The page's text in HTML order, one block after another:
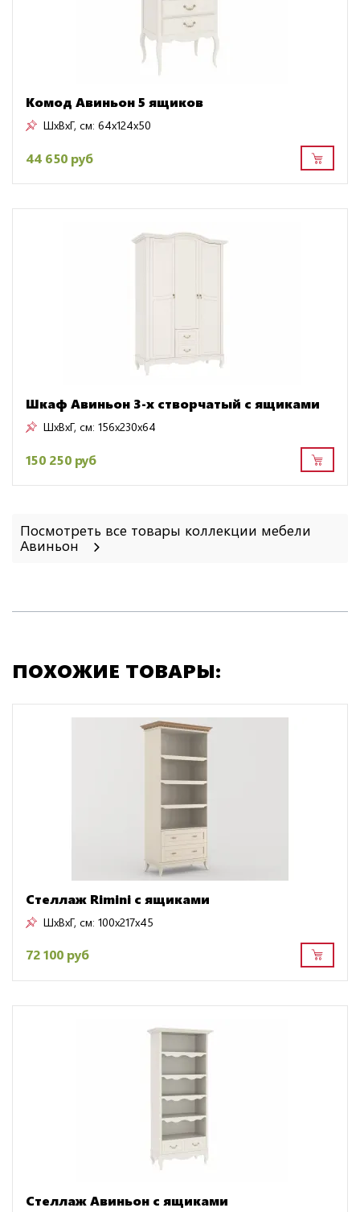
Комод Авиньон 5 ящиков
ШxВxГ, см: 64x124x50
44 650 руб
Шкаф Авиньон 3-х створчатый с ящиками
ШxВxГ, см: 156x230x64
150 250 руб
Посмотреть все товары коллекции мебели
Авиньон
ПОХОЖИЕ ТОВАРЫ:
Стеллаж Rimini с ящиками
ШxВxГ, см: 100x217x45
72 100 руб
Стеллаж Авиньон с ящиками